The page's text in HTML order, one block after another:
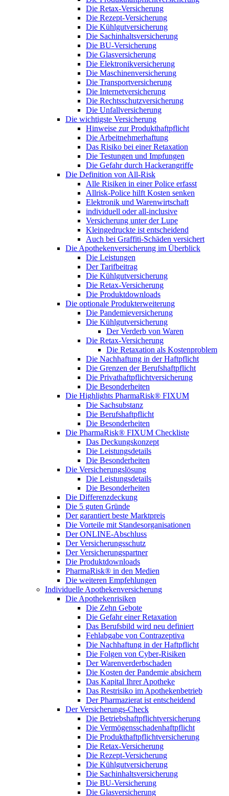
Die Retax-Versicherung
Die Rezept-Versicherung
Die Kühlgutversicherung
Die Sachinhaltsversicherung
Die BU-Versicherung
Die Glasversicherung
Die Elektronikversicherung
Die Maschinenversicherung
Die Transportversicherung
Die Internetversicherung
Die Rechtsschutzversicherung
Die Unfallversicherung
Die wichtigste Versicherung
Hinweise zur Produkthaftpflicht
Die Arbeitnehmerhaftung
Das Risiko bei einer Retaxation
Die Testungen und Impfungen
Die Gefahr durch Hackerangriffe
Die Definition von All-Risk
Alle Risiken in einer Police erfasst
Allrisk-Police hilft Kosten senken
Elektronik und Warenwirtschaft
individuell oder all-inclusive
Versicherung unter der Lupe
Kleingedruckte ist entscheidend
Auch bei Graffiti-Schäden versichert
Die Apothekenversicherung im Überblick
Die Leistungen
Der Tarifbeitrag
Die Kühlgutversicherung
Die Retax-Versicherung
Die Produktdownloads
Die optionale Produkterweiterung
Die Pandemieversicherung
Die Kühlgutversicherung
Der Verderb von Waren
Die Retax-Versicherung
Die Retaxation als Kostenproblem
Die Nachhaftung in der Haftpflicht
Die Grenzen der Berufshaftpflicht
Die Privathaftpflichtversicherung
Die Besonderheiten
Die Highlights PharmaRisk® FIXUM
Die Sachsubstanz
Die Berufshaftpflicht
Die Besonderheiten
Die PharmaRisk® FIXUM Checkliste
Das Deckungskonzept
Die Leistungsdetails
Die Besonderheiten
Die Versicherungslösung
Die Leistungsdetails
Die Besonderheiten
Die Differenzdeckung
Die 5 guten Gründe
Der garantiert beste Marktpreis
Die Vorteile mit Standesorganisationen
Der ONLINE-Abschluss
Der Versicherungsschutz
Der Versicherungspartner
Die Produktdownloads
PharmaRisk® in den Medien
Die weiteren Empfehlungen
Individuelle Apothekenversicherung
Die Apothekenrisiken
Die Zehn Gebote
Die Gefahr einer Retaxation
Das Berufsbild wird neu definiert
Fehlabgabe von Contrazeptiva
Die Nachhaftung in der Haftpflicht
Die Folgen von Cyber-Risiken
Der Warenverderbschaden
Die Kosten der Pandemie absichern
Das Kapital Ihrer Apotheke
Das Restrisiko im Apothekenbetrieb
Der Pharmazierat ist entscheidend
Der Versicherungs-Check
Die Betriebshaftpflichtversicherung
Die Vermögensschadenhaftpflicht
Die Produkthaftpflichtversicherung
Die Retax-Versicherung
Die Rezept-Versicherung
Die Kühlgutversicherung
Die Sachinhaltsversicherung
Die BU-Versicherung
Die Glasversicherung